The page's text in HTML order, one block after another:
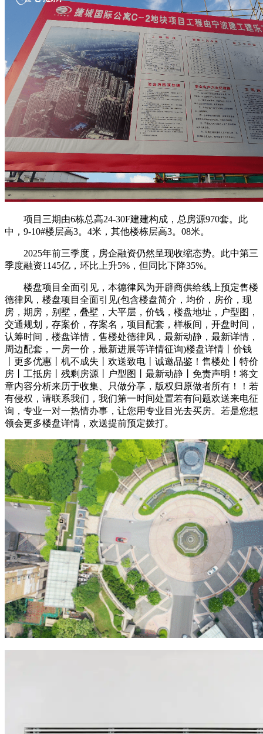
项目三期由6栋总高24-30F建建构成，总房源970套。此
中，9-10#楼层高3。4米，其他楼栋层高3。08米。
2025年前三季度，房企融资仍然呈现收缩态势。此中第三
季度融资1145亿，环比上升5%，但同比下降35%。
楼盘项目全面引见，本德律风为开辟商供给线上预定售楼
德律风，楼盘项目全面引见(包含楼盘简介，均价，房价，现
房，期房，别墅，叠墅，大平层，价钱，楼盘地址，户型图，
交通规划，存案价，存案名，项目配套，样板间，开盘时间，
认筹时间，楼盘详情，售楼处德律风，最新动静，最新详情，
周边配套，一房一价，最新进展等详情征询)楼盘详情丨价钱
丨更多优惠丨机不成失丨欢送致电丨诚邀品鉴！售楼处丨特价
房丨工抵房丨残剩房源丨户型图丨最新动静丨免责声明！将文
章内容分析来历于收集、只做分享，版权归原做者所有！！若
有侵权，请联系我们，我们第一时间处置若有问题欢送来电征
询，专业一对一热情办事，让您用专业目光去买房。若是您想
领会更多楼盘详情，欢送提前预定拨打。